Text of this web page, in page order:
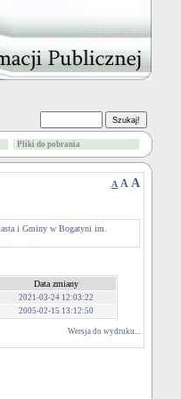
Pliki do pobrania
A A A
i Gminy w Bogatyni im.
Data zmiany
2021-03-24 12:03:22
2005-02-15 13:12:50
Wersja do wydruku...